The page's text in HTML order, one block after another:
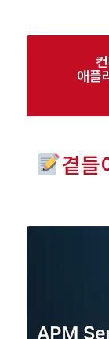
애플
곁들